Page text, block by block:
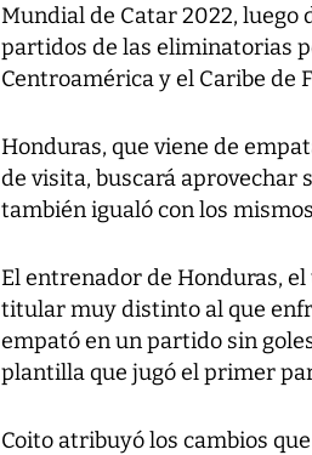
Mundial de Catar 2022, luego
partidos de las eliminatorias
Centroamérica y el Caribe de
Honduras, que viene de
de visita, buscará aprovechar
también igualó con los
El entrenador de Honduras,
titular muy distinto al que
empató en un partido sin
plantilla que jugó el primer
Coito atribuyó los cambios